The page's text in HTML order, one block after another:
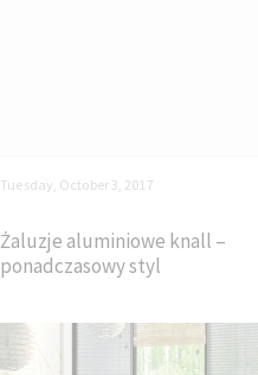
Tuesday, October 3, 2017
Żaluzje aluminiowe knall –
ponadczasowy styl